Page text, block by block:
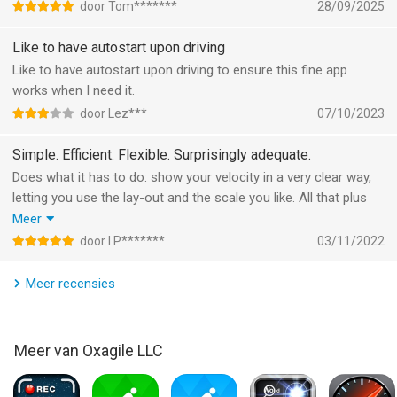
tijden van beweging en stilstand.
Met de landschappositie kunt u uw apparaat horizontaal op het
vanuit een bredere hoek ziet, dan zult u de nieuwe
Schaalbare kiesschijf van de snelheidsmeter
Speed Tracker biedt een unieke, schaalbare kiesschijf.
Selecteer de maximaal mogelijke snelheid voor uw voertuig en
vliegtuig, een trein, een auto, een fiets, of een boot betreft.
Alle ingezamelde gegevens van het allereerste traject worden
door Tom******* 28/09/2025
Like to have autostart upon driving
Like to have autostart upon driving to ensure this fine app
works when I need it.
door Lez*** 07/10/2023
Simple. Efficient. Flexible. Surprisingly adequate.
Does what it has to do: show your velocity in a very clear way,
letting you use the lay-out and the scale you like. All that plus
logging: on the map you see that trip and below the graph
concerning the velocity. Move your finger over the graph to see
Meer
door I P******* 03/11/2022
Meer recensies
Meer van Oxagile LLC